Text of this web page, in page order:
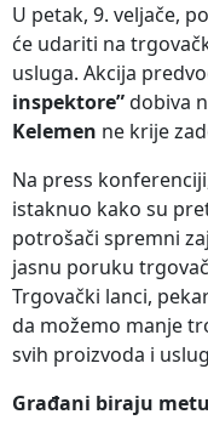
U petak, 9. veljače,
će udariti na
usluga. Akcija
inspektore”dobiva
Kelemen ne krije
Na press
istaknuo kako su
potrošači spremni
jasnu poruku
Trgovački lanci,
da možemo manje
svih proizvoda i
Građani biraju metu